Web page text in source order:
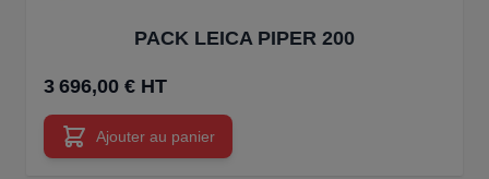
PACK LEICA PIPER 200
3 696,00 € HT
Ajouter au panier